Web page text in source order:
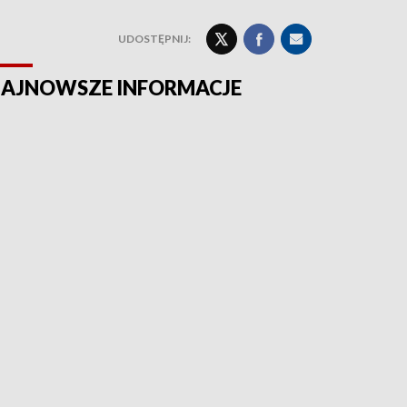
UDOSTĘPNIJ:
INFORMACJE